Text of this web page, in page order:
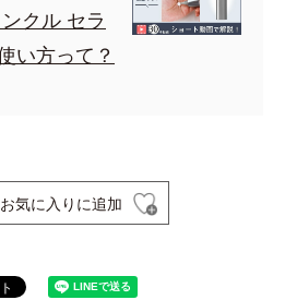
クル セラ
い方って？
気に入りに追加